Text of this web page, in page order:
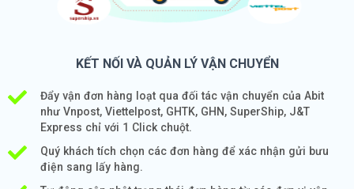
KẾT NỐI VÀ QUẢN LÝ VẬN CHUYỂN
Đẩy vận đơn hàng loạt qua đối tác vận chuyển của Abit
như Vnpost, Viettelpost, GHTK, GHN, SuperShip, J&T
Express chỉ với 1 Click chuột.
Quý khách tích chọn các đơn hàng để xác nhận gửi bưu
điện sang lấy hàng.